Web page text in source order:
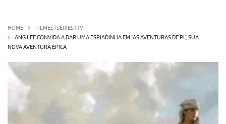
OLHA ISSO! EU QUERO!
HOME
FILMES | SÉRIES | TV
ANG LEE CONVIDA A DAR UMA ESPIADINHA EM “AS AVENTURAS DE PI”, SUA
NOVA AVENTURA ÉPICA